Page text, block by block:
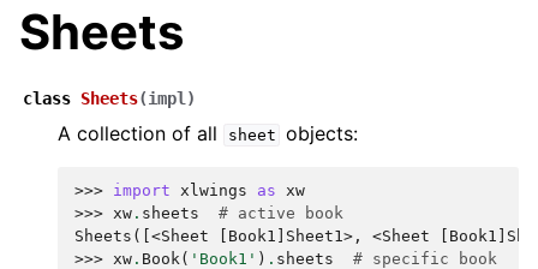
Sheets
class Sheets(impl )
A collection of all sheet objects:
>>> import xlwings as xw
>>> xw . sheets
# active book
Sheets([<Sheet [Book1]Sheet1>, <Sheet
>>> xw . Book( 'Book1' ) . sheets
# specific book